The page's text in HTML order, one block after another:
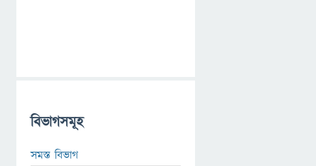
বিভাগসমূহ
সমস্ত বিভাগ